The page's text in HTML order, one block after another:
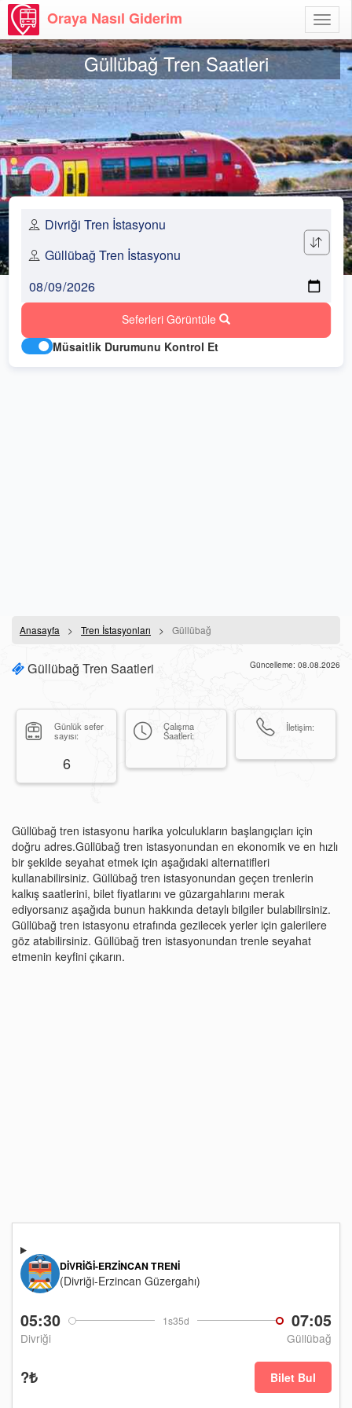
Aç
Oraya Nasıl Giderim
Güllübağ Tren Saatleri
Seferleri Görüntüle
Müsaitlik Durumunu Kontrol Et
Anasayfa Tren İstasyonları Güllübağ
Güllübağ Tren Saatleri Güncelleme: 08.08.2026
Günlük sefer
sayısı:
6
Çalışma
Saatleri:
İletişim:
Güllübağ tren istasyonu harika yolculukların başlangıçları için
doğru adres.Güllübağ tren istasyonundan en ekonomik ve en hızlı
bir şekilde seyahat etmek için aşağıdaki alternatifleri
kullanabilirsiniz. Güllübağ tren istasyonundan geçen trenlerin
kalkış saatlerini, bilet fiyatlarını ve güzargahlarını merak
ediyorsanız aşağıda bunun hakkında detaylı bilgiler bulabilirsiniz.
Güllübağ tren istasyonu etrafında gezilecek yerler için galerilere
göz atabilirsiniz. Güllübağ tren istasyonundan trenle seyahat
etmenin keyfini çıkarın.
05:30 1s35d 07:05
Divriği Güllübağ
DIVRIĞI-ERZINCAN TRENI
(Divriği-Erzincan Güzergahı)
?₺ Bilet Bul